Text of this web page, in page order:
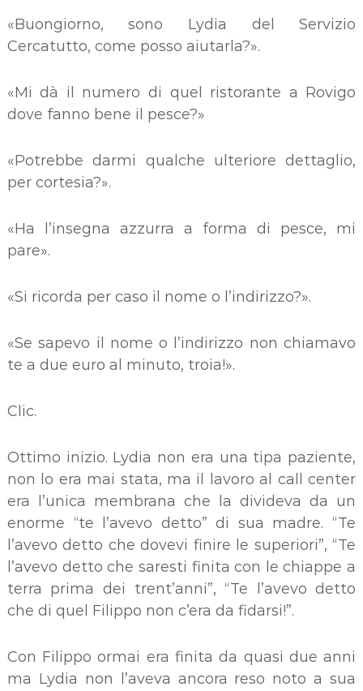
«Buongiorno, sono Lydia del Servizio
Cercatutto, come posso aiutarla?».
«Mi dà il numero di quel ristorante a Rovigo
dove fanno bene il pesce?»
«Potrebbe darmi qualche ulteriore dettaglio,
per cortesia?».
«Ha l’insegna azzurra a forma di pesce, mi
pare».
«Si ricorda per caso il nome o l’indirizzo?».
«Se sapevo il nome o l’indirizzo non chiamavo
te a due euro al minuto, troia!».
Clic.
Ottimo inizio. Lydia non era una tipa paziente,
non lo era mai stata, ma il lavoro al call center
era l’unica membrana che la divideva da un
enorme “te l’avevo detto” di sua madre. “Te
l’avevo detto che dovevi finire le superiori”, “Te
l’avevo detto che saresti finita con le chiappe a
terra prima dei trent’anni”, “Te l’avevo detto
che di quel Filippo non c’era da fidarsi!”.
Con Filippo ormai era finita da quasi due anni
ma Lydia non l’aveva ancora reso noto a sua